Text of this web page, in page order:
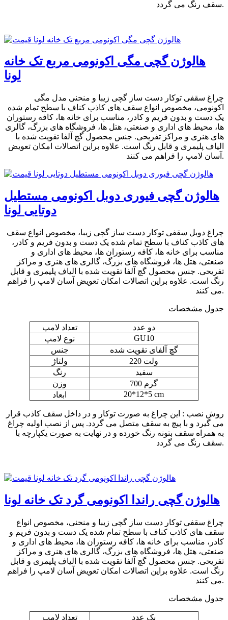
سقف رنگ می گردد.
هالوژن گچی مگی اکونومی مربع تک خانه
لونا
چراغ سقفی توکار دست ساز گچی زیبا و منحنی مدل مگی
اکونومی، مخصوص انواع سقف های کاذب کناف با سطح تمام شده
یک دست و بدون فریم و کادر، مناسب برای خانه ها، کافه رستوران
ها، محیط های اداری و صنعتی، هتل ها، فروشگاه های بزرگ، گالری
های هنری و مراکز تفریحی. جنس محصول گچ آلفا تقویت شده با
الیاف پلیمری و قابل رنگ است. علاوه براین اتصالات امکان تعویض
آسان لامپ را فراهم می کنند.
هالوژن گچی فیوری دوبل اکونومی مستطیل
دوتایی لونا
چراغ دوبل سقفی توکار دست ساز گچی زیبا، مخصوص انواع سقف
های کاذب کناف با سطح تمام شده یک دست و بدون فریم و کادر،
مناسب برای خانه ها، کافه رستوران ها، محیط های اداری و
صنعتی، هتل ها، فروشگاه های بزرگ، گالری های هنری و مراکز
تفریحی. جنس محصول گچ آلفا تقویت شده با الیاف پلیمری و قابل
رنگ است. علاوه براین اتصالات امکان تعویض آسان لامپ را فراهم
می کنند.
جدول مشخصات
تعداد لامپ
دو عدد
نوع لامپ
GU10
جنس
گچ آلفای تقویت شده
ولتاژ
220 ولت
رنگ
سفید
وزن
700 گرم
ابعاد
20*12*5 cm
روش نصب : این چراغ به صورت توکار و در داخل سقف کاذب قرار
می گیرد و با پیچ به سقف متصل می گردد. پس از نصب اولیه چراغ
به همراه سقف بتونه رنگ خورده و در نهایت به صورت یکپارچه با
سقف رنگ می گردد.
هالوژن گچی راندا اکونومی گرد تک خانه لونا
چراغ سقفی توکار دست ساز گچی زیبا و منحنی، مخصوص انواع
سقف های کاذب کناف با سطح تمام شده یک دست و بدون فریم و
کادر، مناسب برای خانه ها، کافه رستوران ها، محیط های اداری و
صنعتی، هتل ها، فروشگاه های بزرگ، گالری های هنری و مراکز
تفریحی. جنس محصول گچ آلفا تقویت شده با الیاف پلیمری و قابل
رنگ است. علاوه براین اتصالات امکان تعویض آسان لامپ را فراهم
می کنند.
جدول مشخصات
تعداد لامپ یک عدد